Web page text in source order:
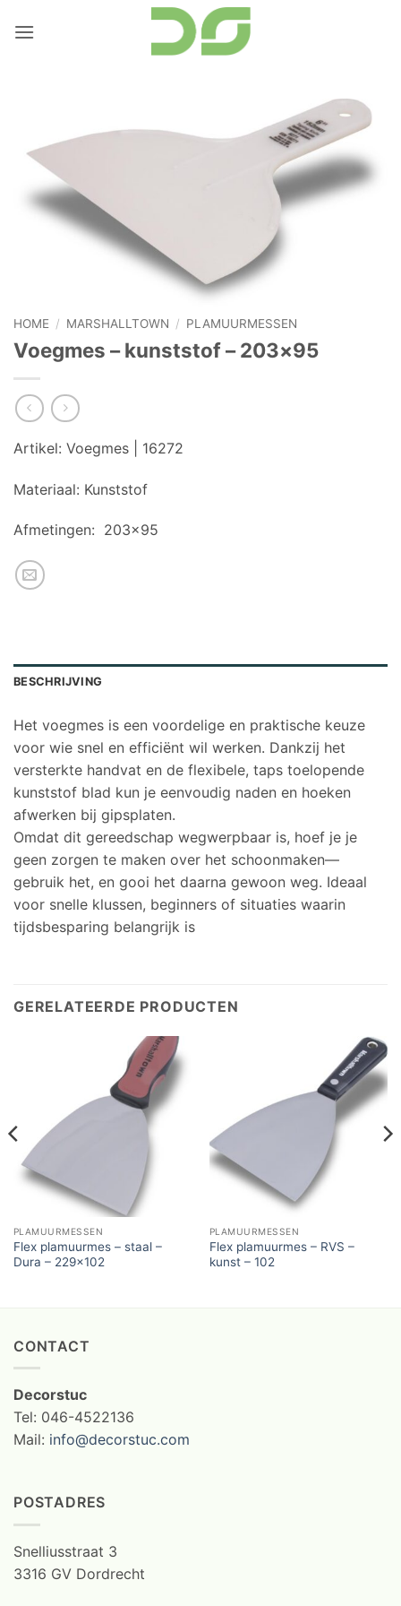
naar
HOME / MARSHALLTOWN / PLAMUURMESSEN
Voegmes – kunststof – 203×95
Artikel: Voegmes | 16272
Materiaal: Kunststof
Afmetingen: 203×95
BESCHRIJVING
Het voegmes is een voordelige en praktische keuze
voor wie snel en efficiënt wil werken. Dankzij het
versterkte handvat en de flexibele, taps toelopende
kunststof blad kun je eenvoudig naden en hoeken
afwerken bij gipsplaten.
Omdat dit gereedschap wegwerpbaar is, hoef je je
geen zorgen te maken over het schoonmaken—
gebruik het, en gooi het daarna gewoon weg. Ideaal
voor snelle klussen, beginners of situaties waarin
tijdsbesparing belangrijk is
GERELATEERDE PRODUCTEN
PLAMUURMESSEN
Flex plamuurmes – staal –
Dura – 229×102
PLAMUURMESSEN
Flex plamuurmes – RVS –
kunst – 102
CONTACT
Decorstuc
Tel: 046-4522136
Mail: info@decorstuc.com
POSTADRES
Snelliusstraat 3
3316 GV Dordrecht